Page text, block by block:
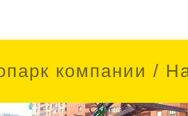
компании /